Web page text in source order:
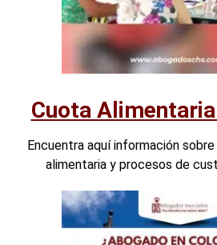
Cuota
Encuentra aquí información
alimentaria y procesos de